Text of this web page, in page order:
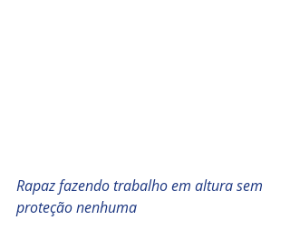
Rapaz fazendo trabalho em altura sem
proteção nenhuma